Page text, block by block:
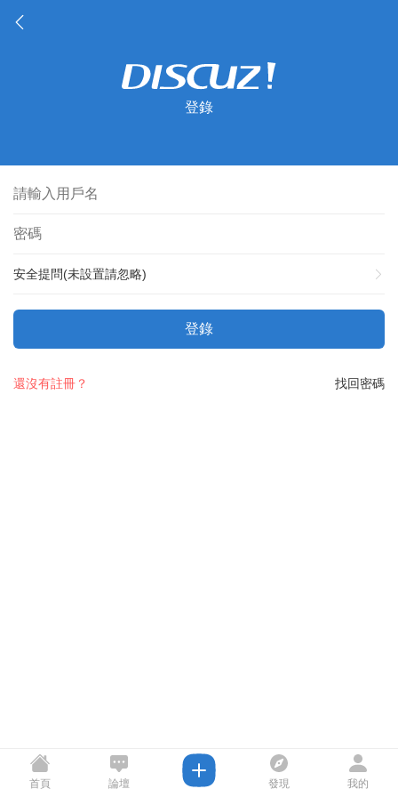
登錄
安全提問(未設置請忽略)
登錄
找回密碼
還沒有註冊？
首頁 論壇 發現 我的